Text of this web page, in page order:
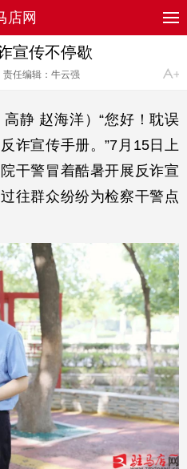
店网
宣传不停歇
责任编辑：牛云强
静 赵海洋）“您好！耽误
诈宣传手册。”7月15日上
干警冒着酷暑开展反诈宣
往群众纷纷为检察干警点